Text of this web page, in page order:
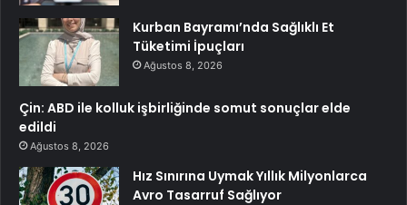
Kurban Bayramı’nda Sağlıklı Et
Tüketimi İpuçları
Ağustos 8, 2026
Çin: ABD ile kolluk işbirliğinde somut sonuçlar elde
edildi
Ağustos 8, 2026
Hız Sınırına Uymak Yıllık Milyonlarca
Avro Tasarruf Sağlıyor